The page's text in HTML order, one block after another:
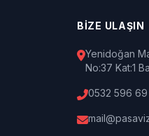
BİZE ULAŞIN
Yenidoğan
No:37 Kat:1
0532 596